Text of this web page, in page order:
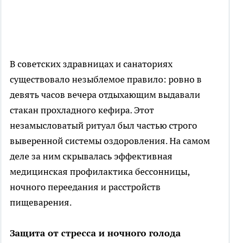
В советских здравницах и санаториях
существовало незыблемое правило: ровно в
девять часов вечера отдыхающим выдавали
стакан прохладного кефира. Этот
незамысловатый ритуал был частью строго
выверенной системы оздоровления. На самом
деле за ним скрывалась эффективная
медицинская профилактика бессонницы,
ночного переедания и расстройств
пищеварения.
Защита от стресса и ночного голода